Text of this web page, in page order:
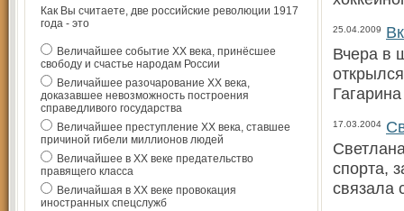
Как Вы считаете, две российские революции 1917
года - это
Величайшее событие ХХ века, принёсшее
свободу и счастье народам России
Величайшее разочарование ХХ века,
доказавшее невозможность построения
справедливого государства
Величайшее преступление ХХ века, ставшее
причиной гибели миллионов людей
Величайшее в ХХ веке предательство
правящего класса
Величайшая в ХХ веке провокация
иностранных спецслужб
25.04.2009
Вчера в
17.03.2004
спорта,
связала